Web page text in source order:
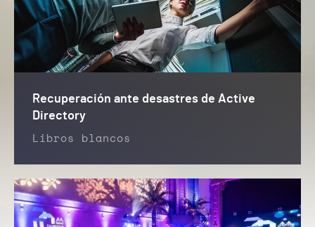
Recuperación ante desastres de Active
Directory
Libros blancos